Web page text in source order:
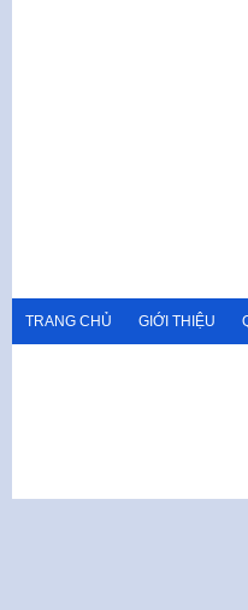
TRANG CHỦ GIỚI THIỆU